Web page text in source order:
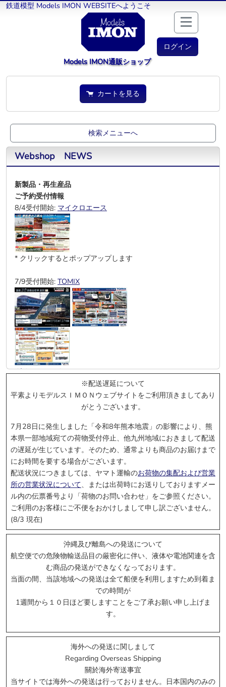
鉄道模型 Models IMON WEBSITEへようこそ
ログイン
Models IMON通販ショップ
カートを見る
検索メニューへ
Webshop NEWS
新製品・再生産品
ご予約受付情報
8/4受付開始: マイクロエース
* クリックするとポップアップします
7/9受付開始: TOMIX
グリーンマックス
* クリックするとポップアップします
7/3受付開始:KATO
* クリックするとポップアップします
6/26受付開始:マイクロエース
* クリックするとポップアップします
6/11受付開始:TOMIX
※配送遅延について
平素よりモデルスＩＭＯＮウェブサイトをご利用頂きましてあり
がとうございます。
7月28日に発生しました「令和8年熊本地震」の影響により、熊
本県一部地域宛ての荷物受付停止、他九州地域におきまして配送
の遅延が生じています。そのため、通常よりも商品のお届けまで
にお時間を要する場合がございます。
配送状況につきましては、ヤマト運輸のお荷物の集配および営業
所の営業状況について、または出荷時にお送りしておりますメー
ル内の伝票番号より「荷物のお問い合わせ」をご参照ください。
ご利用のお客様にご不便をおかけしまして申し訳ございません。
(8/3 現在)
沖縄及び離島への発送について
航空便での危険物輸送品目の厳密化に伴い、液体や電池関連を含
む商品の発送ができなくなっております。
当面の間、当該地域への発送は全て船便を利用しますため到着ま
での時間が
1週間から１０日ほど要しますことをご了承お願い申し上げま
す。
海外への発送に関しまして
Regarding Overseas Shipping
關於海外寄送事宜
当サイトでは海外への発送は行っておりません。日本国内のみの